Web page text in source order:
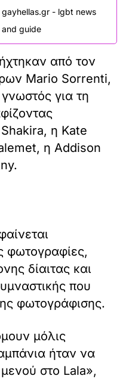
gayhellas.gr - lgbt news
and guide
από τον
Mario Sorrenti,
γνωστός για τη
η Kate
η Addison
φωτογραφίες,
δίαιτας και
που
φωτογράφισης.
μόλις
ήταν να
στο Lala»,